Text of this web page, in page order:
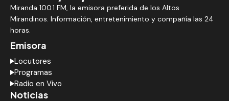
Miranda 100.1 FM, la emisora preferida de los Altos
Mirandinos. Información, entretenimiento y compañía las 24
horas.
Emisora
Locutores
Programas
Radio en Vivo
Noticias